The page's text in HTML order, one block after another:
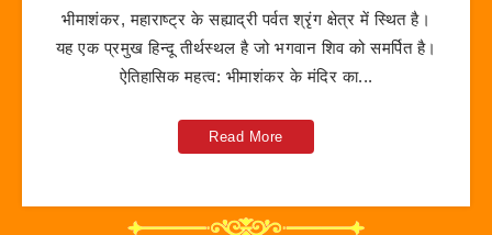
भीमाशंकर, महाराष्ट्र के सह्याद्री पर्वत श्रृंग क्षेत्र में स्थित है।
यह एक प्रमुख हिन्दू तीर्थस्थल है जो भगवान शिव को समर्पित है।
ऐतिहासिक महत्व: भीमाशंकर के मंदिर का...
Read More